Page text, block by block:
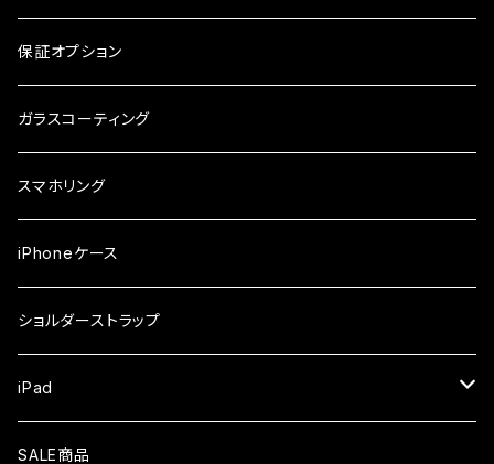
ケース
ガラスフィルム
arrows
ガラスフィルム
シンプルスマホ
ガラスフィルム
らくらくスマホ
ガラスフィルム
OPPO
ガラスフィルム
Xiaomi
ガラスフィルム
iPhone
iPhone17e
iPhone17ProMax
Android
保証オプション
ガラスコーティング
スマホリング
iPhoneケース
ショルダーストラップ
iPad
液晶フィルム
SALE商品